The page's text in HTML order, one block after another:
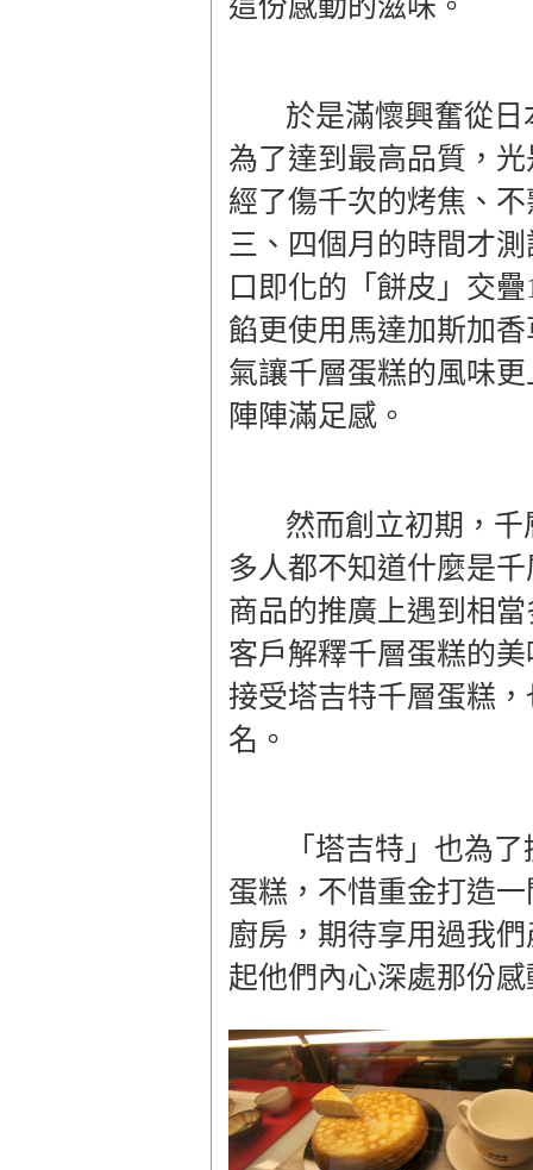
於是滿懷興奮從
為了達到最高品質，
經了傷千次的烤焦、
三、四個月的時間才
口即化的「餅皮」交
餡更使用馬達加斯加
氣讓千層蛋糕的風味
陣陣滿足感。
然而創立初期，
多人都不知道什麼是
商品的推廣上遇到相
客戶解釋千層蛋糕的
接受塔吉特千層蛋糕
名。
「塔吉特」也為
蛋糕，不惜重金打造
廚房，期待享用過我
起他們內心深處那份感